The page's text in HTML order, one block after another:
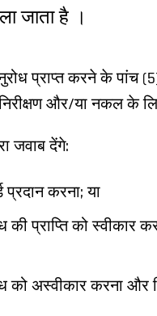
जाता है ।
प्राप्त करने के पांच
और/या नकल के
जवाब देंगे:
प्रदान करना; या
की प्राप्ति को
को अस्वीकार करना और